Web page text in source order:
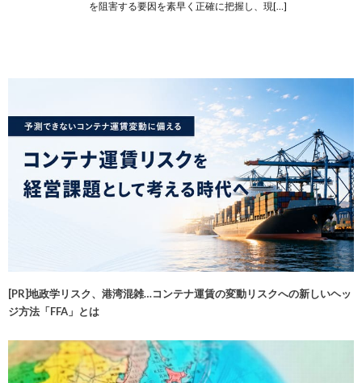
を阻害する要因を素早く正確に把握し、現[…]
[PR]地政学リスク、港湾混雑…コンテナ運賃の変動リスクへの新しいヘッ
ジ方法「FFA」とは